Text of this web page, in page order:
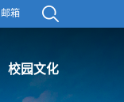
邮箱
校园文化